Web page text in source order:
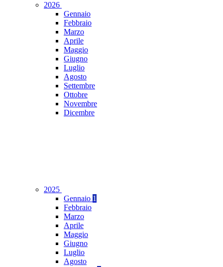
2026
Gennaio
Febbraio
Marzo
Aprile
Maggio
Giugno
Luglio
Agosto
Settembre
Ottobre
Novembre
Dicembre
2025
Gennaio 1
Febbraio
Marzo
Aprile
Maggio
Giugno
Luglio
Agosto